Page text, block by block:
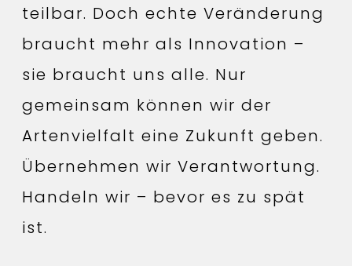
teilbar. Doch echte Veränderung
braucht mehr als Innovation –
sie braucht uns alle. Nur
gemeinsam können wir der
Artenvielfalt eine Zukunft geben.
Übernehmen wir Verantwortung.
Handeln wir – bevor es zu spät
ist.